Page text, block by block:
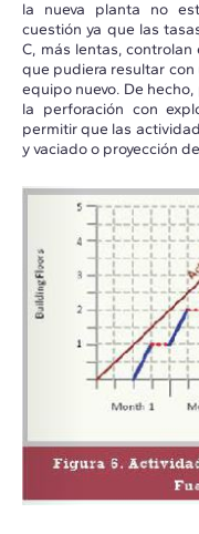
la nueva planta no
cuestión ya que las
C, más lentas, controlan
que pudiera resultar con
equipo nuevo. De
la perforación con
permitir que las
y vaciado o proyección